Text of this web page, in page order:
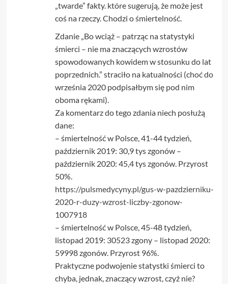
„twarde” fakty. które sugerują, że może jest
coś na rzeczy. Chodzi o śmiertelność.
Zdanie „Bo wciąż – patrząc na statystyki
śmierci – nie ma znaczących wzrostów
spowodowanych kowidem w stosunku do lat
poprzednich.” straciło na katualności (choć do
września 2020 podpisałbym się pod nim
oboma rękami).
Za komentarz do tego zdania niech posłużą
dane:
– śmiertelność w Polsce, 41-44 tydzień,
październik 2019: 30,9 tys zgonów –
październik 2020: 45,4 tys zgonów. Przyrost
50%.
https://pulsmedycyny.pl/gus-w-pazdzierniku-
2020-r-duzy-wzrost-liczby-zgonow-
1007918
– śmiertelność w Polsce, 45-48 tydzień,
listopad 2019: 30523 zgony – listopad 2020:
59998 zgonów. Przyrost 96%.
Praktyczne podwojenie statystki śmierci to
chyba, jednak, znaczący wzrost, czyż nie?